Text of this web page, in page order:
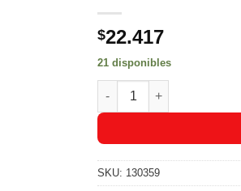
$22.417
21 disponibles
Mascarilla Naturaleza Y
SKU: 130359